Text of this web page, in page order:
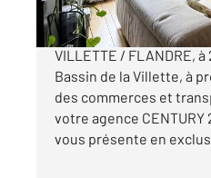
EXCLUSIVITE CENTURY
VILLETTE / FLANDRE,
Bassin de la Villette, à
des commerces et
votre agence
vous présente en